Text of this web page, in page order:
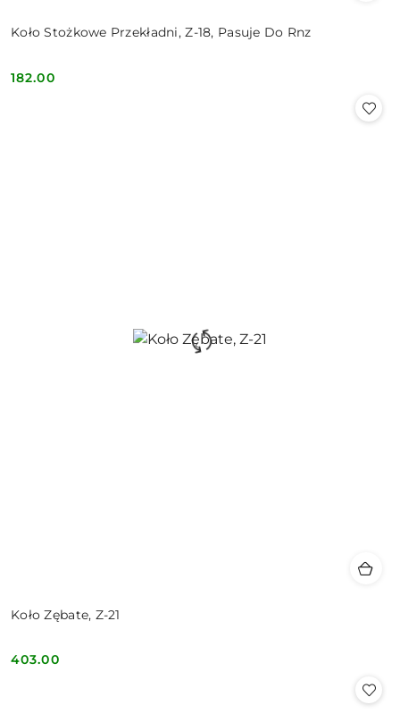
Koło Stożkowe Przekładni, Z-18, Pasuje Do Rnz
Cena:
182.00
Koło Zębate, Z-21
Cena:
403.00